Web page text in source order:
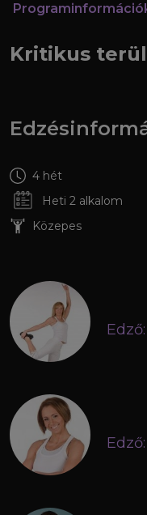
Kritikus
4 hét
Heti 2 alkalom
Közepes